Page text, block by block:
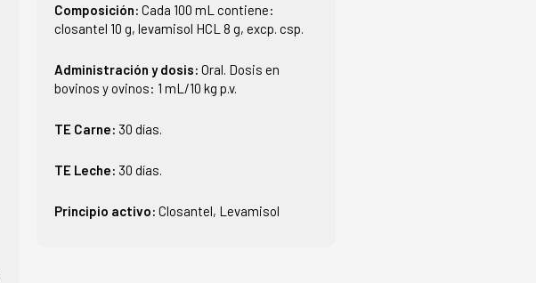
Composición:Cada 100 mL contiene:
closantel 10 g, levamisol HCL 8 g, excp. csp.
Administración y dosis:Oral. Dosis en
bovinos y ovinos: 1 mL/10 kg p.v.
TE Carne: 30 días.
TE Leche: 30 días.
Principio activo:Closantel, Levamisol